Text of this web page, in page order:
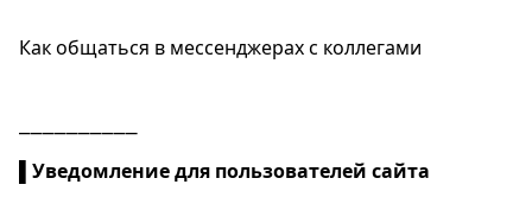
Как общаться в мессенджерах с коллегами
Уведомление для пользователей сайта